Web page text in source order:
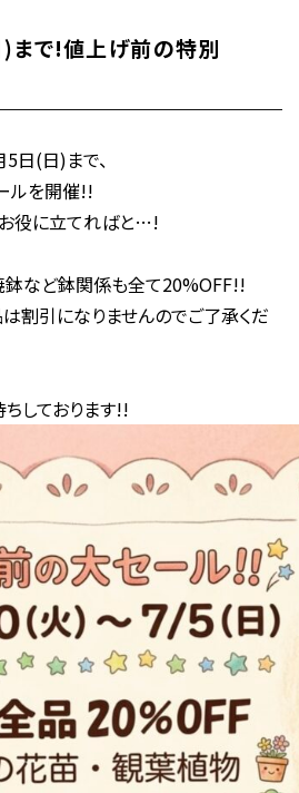
まで!値上げ前の特別
日(日)まで、
ルを開催!!
役に立てればと…!
鉢など鉢関係も全て20%OFF!!
割引になりませんのでご了承くだ
しております!!